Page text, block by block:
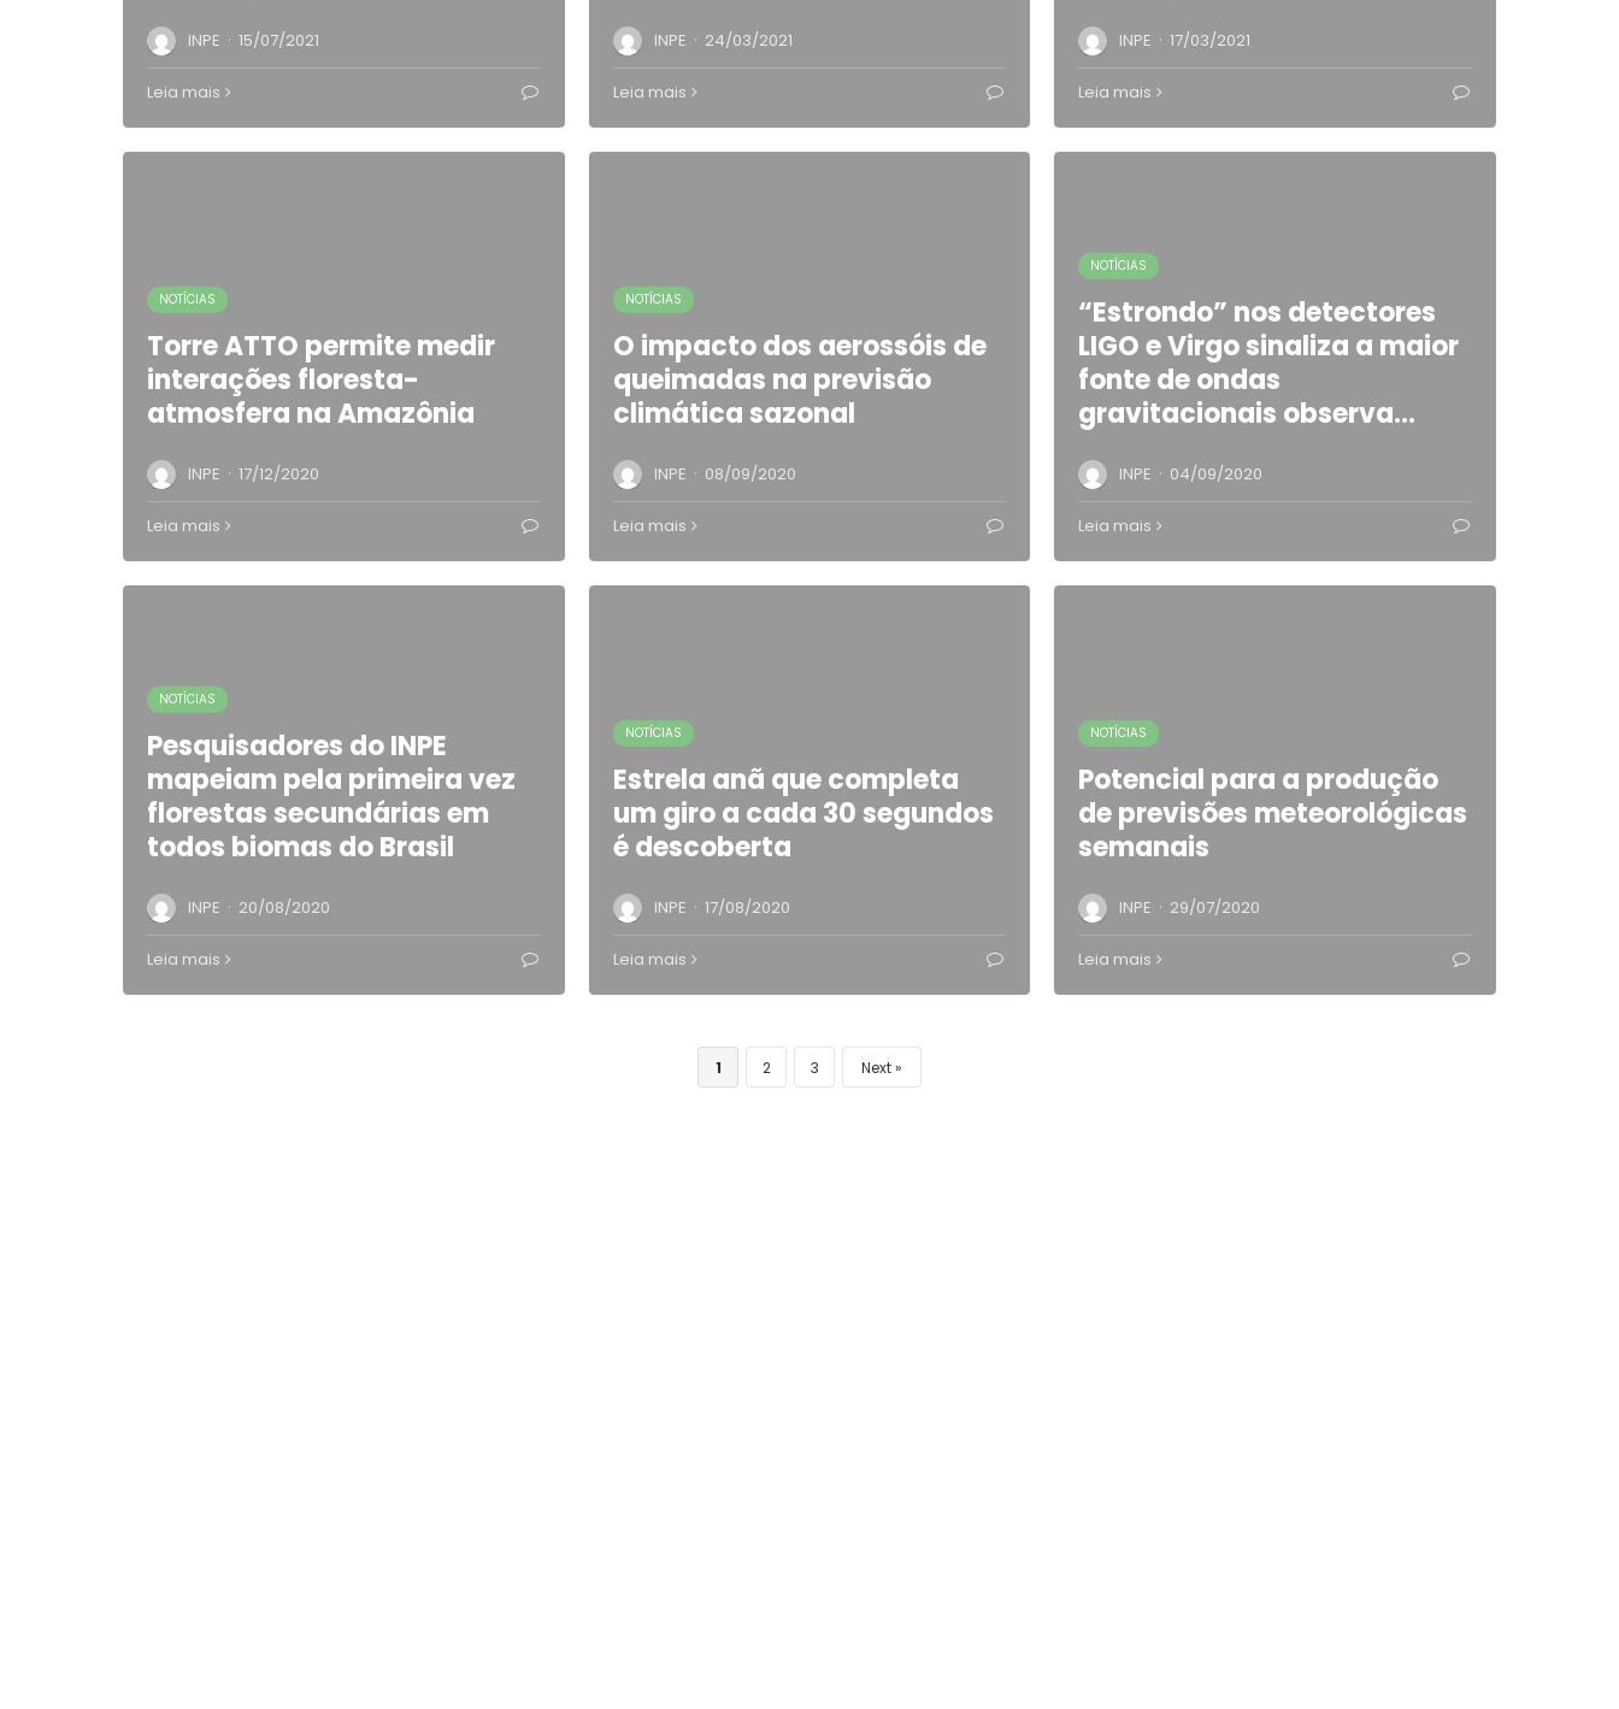
INPE · 15/07/2021
Leia mais
INPE · 24/03/2021
Leia mais
INPE · 17/03/2021
Leia mais
NOTÍCIAS
Torre ATTO permite medir
interações floresta-
atmosfera na Amazônia
INPE · 17/12/2020
Leia mais
NOTÍCIAS
O impacto dos aerossóis de
queimadas na previsão
climática sazonal
INPE · 08/09/2020
Leia mais
NOTÍCIAS
“Estrondo” nos detectores
LIGO e Virgo sinaliza a maior
fonte de ondas
gravitacionais observa…
INPE · 04/09/2020
Leia mais
NOTÍCIAS
Pesquisadores do INPE
mapeiam pela primeira vez
florestas secundárias em
todos biomas do Brasil
INPE · 20/08/2020
Leia mais
NOTÍCIAS
Estrela anã que completa
um giro a cada 30 segundos
é descoberta
INPE · 17/08/2020
Leia mais
NOTÍCIAS
Potencial para a produção
de previsões meteorológicas
semanais
INPE · 29/07/2020
Leia mais
1 2 3 Next